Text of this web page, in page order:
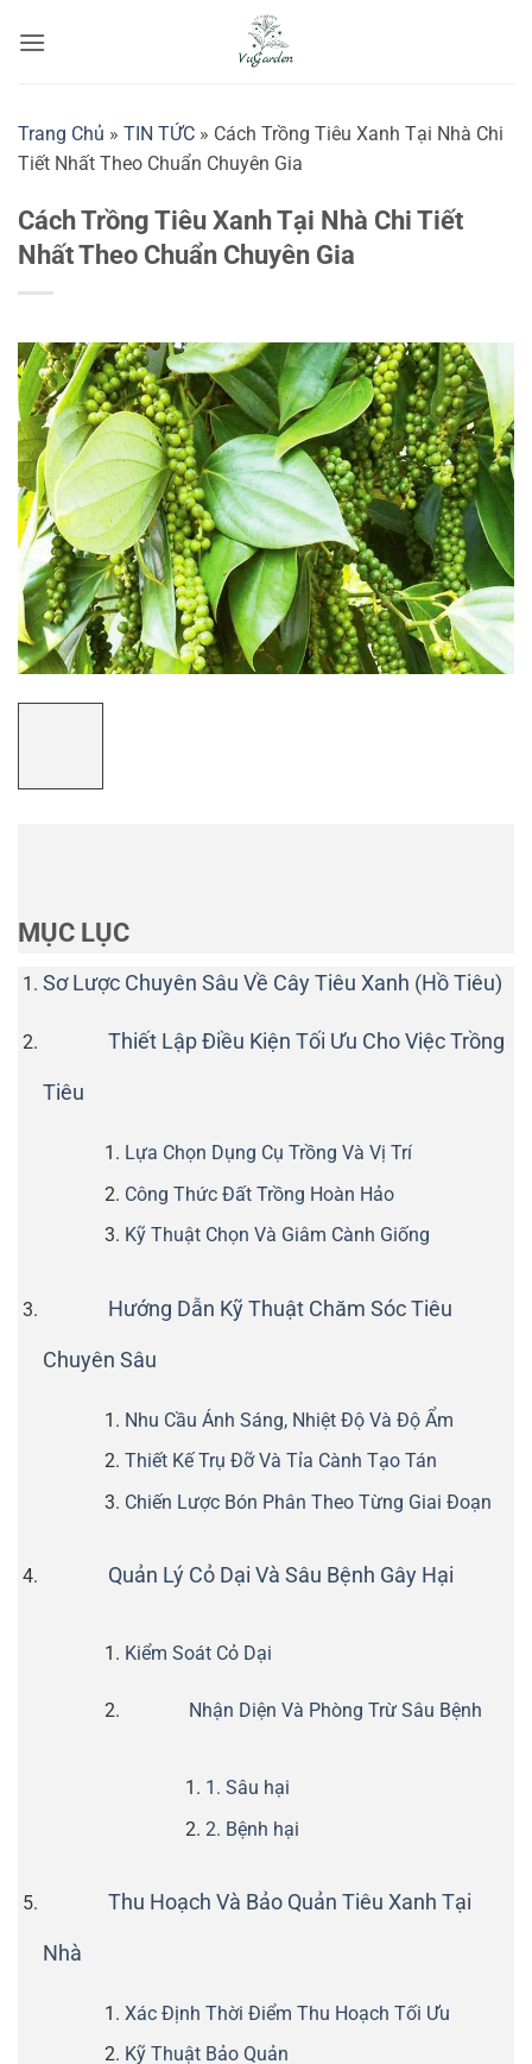
qua
Trang Chủ » TIN TỨC » Cách Trồng Tiêu Xanh Tại Nhà Chi
Tiết Nhất Theo Chuẩn Chuyên Gia
Cách Trồng Tiêu Xanh Tại Nhà Chi Tiết
Nhất Theo Chuẩn Chuyên Gia
MỤC LỤC
Sơ Lược Chuyên Sâu Về Cây Tiêu Xanh (Hồ Tiêu)
Thiết Lập Điều Kiện Tối Ưu Cho Việc Trồng
Tiêu
Lựa Chọn Dụng Cụ Trồng Và Vị Trí
Công Thức Đất Trồng Hoàn Hảo
Kỹ Thuật Chọn Và Giâm Cành Giống
Hướng Dẫn Kỹ Thuật Chăm Sóc Tiêu
Chuyên Sâu
Nhu Cầu Ánh Sáng, Nhiệt Độ Và Độ Ẩm
Thiết Kế Trụ Đỡ Và Tỉa Cành Tạo Tán
Chiến Lược Bón Phân Theo Từng Giai Đoạn
Quản Lý Cỏ Dại Và Sâu Bệnh Gây Hại
Kiểm Soát Cỏ Dại
Nhận Diện Và Phòng Trừ Sâu Bệnh
1. Sâu hại
2. Bệnh hại
Thu Hoạch Và Bảo Quản Tiêu Xanh Tại
Nhà
Xác Định Thời Điểm Thu Hoạch Tối Ưu
Kỹ Thuật Bảo Quản